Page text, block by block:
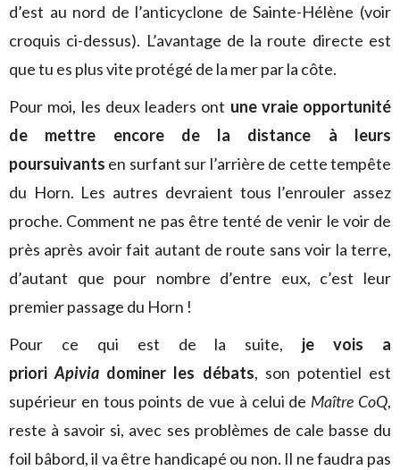
d’est au nord de l’anticyclone de Sainte-Hélène (voir
croquis ci-dessus). L’avantage de la route directe est
que tu es plus vite protégé de la mer par la côte.
Pour moi, les deux leaders ont une vraie opportunité
de mettre encore de la distance à leurs
poursuivants en surfant sur l’arrière de cette tempête
du Horn. Les autres devraient tous l’enrouler assez
proche. Comment ne pas être tenté de venir le voir de
près après avoir fait autant de route sans voir la terre,
d’autant que pour nombre d’entre eux, c’est leur
premier passage du Horn !
Pour ce qui est de la suite, je vois a
prioriApivia dominer les débats, son potentiel est
supérieur en tous points de vue à celui de Maître CoQ,
reste à savoir si, avec ses problèmes de cale basse du
foil bâbord, il va être handicapé ou non. Il ne faudra pas